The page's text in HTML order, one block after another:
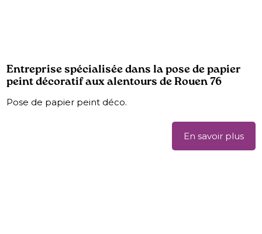
Entreprise spécialisée dans la pose de papier
peint décoratif aux alentours de Rouen 76
Pose de papier peint déco.
En savoir plus